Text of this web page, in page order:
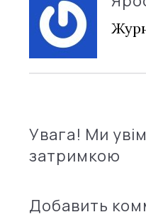
Увага! Ми
затримкою
Добавить